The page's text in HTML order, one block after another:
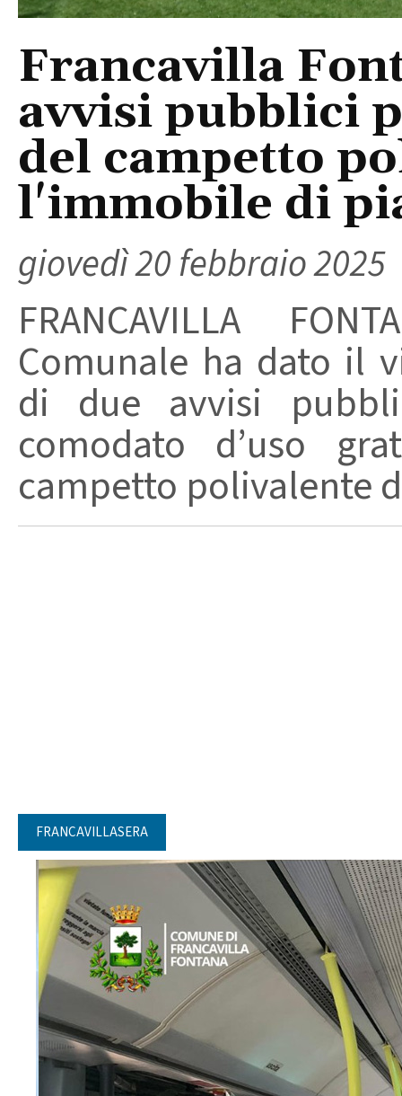
Francavilla
avvisi pubblici
del campetto
l'immobile di
giovedì 20 febbraio 2025
FRANCAVILLA
Comunale ha dato il
di due avvisi
comodato d’uso
campetto polivalente
FRANCAVILLASERA